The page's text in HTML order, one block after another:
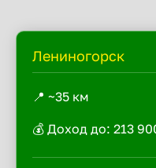
Лениногорск
📍 ~35 км
💰 Доход до: 213